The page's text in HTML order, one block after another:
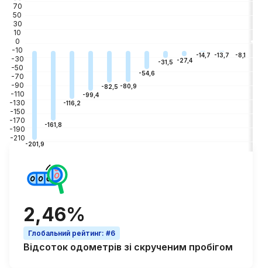
70
50
30
10
0
-10
-30
-50
-70
-90
-110
-130
-150
-170
-190
-210
-201,9
-161,8
-116,2
-99,4
-82,5 -80,9
-54,6
-31,5 -27,4
-14,7 -13,7 -8,1
2,46%
Глобальний рейтинг: #6
Відсоток одометрів зі скрученим пробігом